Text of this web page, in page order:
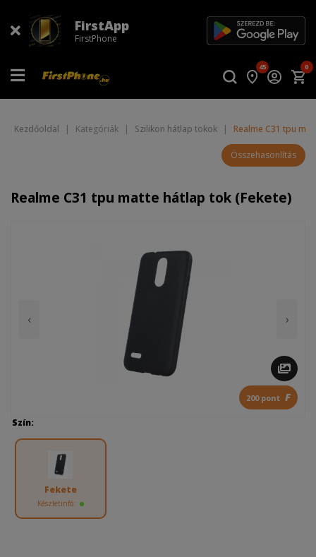
FirstApp
FirstPhone
45 0
Kezdőoldal | Kategóriák | Szilikon hátlap tokok | Realme C31 tpu
Összehasonlítás
Realme C31 tpu matte hátlap tok (Fekete)
‹ ›
200 pont F
Szín:
Fekete
Készletinfó: